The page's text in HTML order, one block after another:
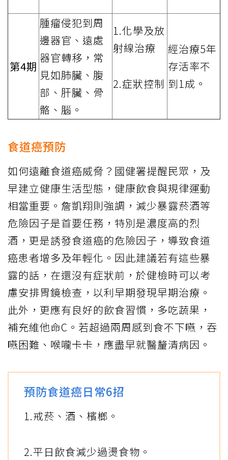
第4期
腫瘤侵犯到周
邊器官、遠處
器官轉移，常
見如肺臟、腹
部、肝臟、骨
骼、腦。
1.化學及放
射線治療
2.症狀控制
經治療5年
存活率不
到1成。
食道癌預防
如何遠離食道癌威脅？國健署提醒民眾，及
早建立健康生活型態，健康飲食與規律運動
相當重要。詹凱翔則強調，減少暴露菸酒等
危險因子是首要任務，特別是濃度高的烈
酒，更是誘發食道癌的危險因子，導致食道
癌患者增多及年輕化。因此建議若有這些暴
露的話，在還沒有症狀前，於健檢時可以考
慮安排胃鏡檢查，以利早期發現早期治療。
此外，更應有良好的飲食習慣，多吃蔬果，
補充維他命C。若超過兩周感到食不下嚥，吞
嚥困難、喉嚨卡卡，應盡早就醫釐清病因。
預防食道癌日常6招
1.戒菸、酒、檳榔。
2.平日飲食減少過燙食物。